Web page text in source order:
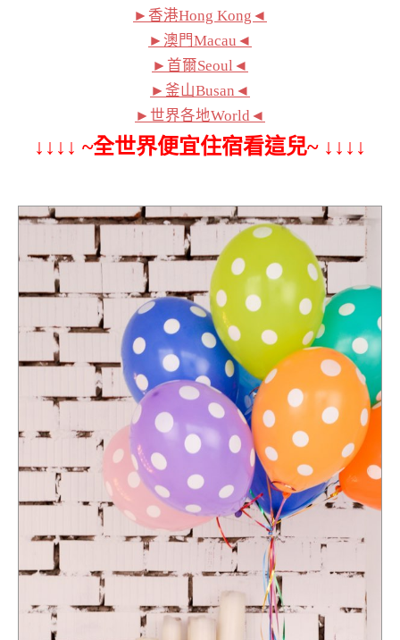
►香港Hong Kong◄
►澳門Macau◄
►首爾Seoul◄
►釜山Busan◄
►世界各地World◄
↓↓↓↓ ~全世界便宜住宿看這兒~ ↓↓↓↓